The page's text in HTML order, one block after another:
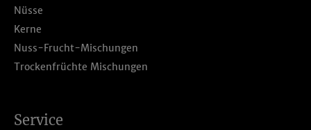
Service
Nüsse
Kerne
Nuss-Frucht-Mischungen
Trockenfrüchte Mischungen